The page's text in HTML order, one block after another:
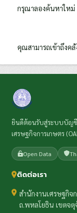
กรุณาลองค้นหาใหม่
คุณสามารถเข้าถึงคลั
ยินดีต้อนรับสู่ระบบบัญ
เศรษฐกิจการเกษตร
Open Data
ติดต่อเรา
สำนักงานเศรษฐกิจ
ถ.พหลโยธิน เขตจ